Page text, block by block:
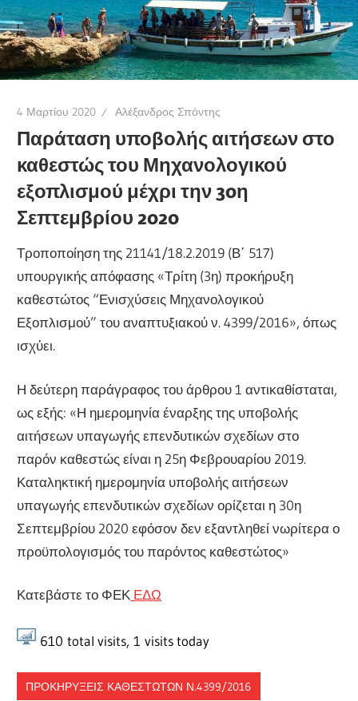
4 Μαρτίου 2020 Αλέξανδρος Σπόντης
Παράταση υποβολής αιτήσεων στο
καθεστώς του Μηχανολογικού
εξοπλισμού μέχρι την 30η
Σεπτεμβρίου 2020
Τροποποίηση της 21141/18.2.2019 (Β΄ 517)
υπουργικής απόφασης «Τρίτη (3η) προκήρυξη
καθεστώτος “Ενισχύσεις Μηχανολογικού
Εξοπλισμού” του αναπτυξιακού ν. 4399/2016», όπως
ισχύει.
Η δεύτερη παράγραφος του άρθρου 1 αντικαθίσταται,
ως εξής: «Η ημερομηνία έναρξης της υποβολής
αιτήσεων υπαγωγής επενδυτικών σχεδίων στο
παρόν καθεστώς είναι η 25η Φεβρουαρίου 2019.
Καταληκτική ημερομηνία υποβολής αιτήσεων
υπαγωγής επενδυτικών σχεδίων ορίζεται η 30η
Σεπτεμβρίου 2020 εφόσον δεν εξαντληθεί νωρίτερα ο
προϋπολογισμός του παρόντος καθεστώτος»
Κατεβάστε το ΦΕΚ ΕΔΩ
610 total visits, 1 visits today
ΠΡΟΚΗΡΎΞΕΙΣ ΚΑΘΕΣΤΏΤΩΝ Ν.4399/2016